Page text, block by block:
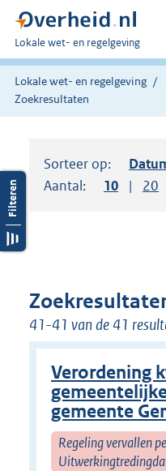
U
bent
hier:
Lokale wet- en regelgeving
Lokale wet- en regelgeving
Zoekresultaten
Sorteer op:
Aantal:
Toon
10 20
41-41 van de 41
Verordening
gemeente
Regeling vervallen